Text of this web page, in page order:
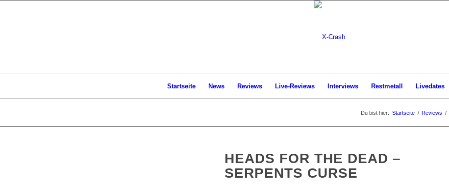
Startseite News Reviews Live-Reviews Interviews Restmetall Livedates
Du bist hier: Startseite / Reviews /
HEADS FOR THE DEAD –
SERPENTS CURSE